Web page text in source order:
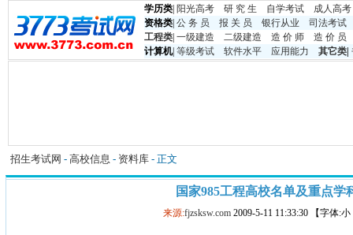
学历类 阳光高考 研 究 生 自学考试
成人高考
资格类 公 务 员 报 关 员 银行从业
司法考试
工程类 一级建造 二级建造 造 价 师
造 价 员
计算机| 等级考试 软件水平 应用能力 其它类
招生考试网 - 高校信息 - 资料库 - 正文
国家985工程高校名单及重点学
来源:fjzsksw.com 2009-5-11 11:33:30 【字体: